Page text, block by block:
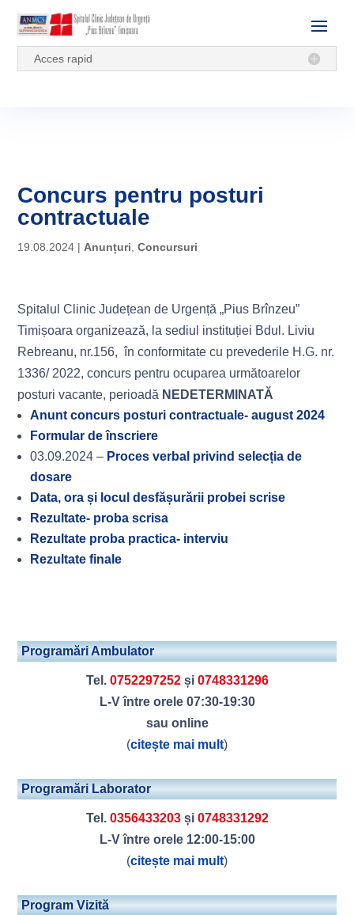
Acces rapid
Concurs pentru posturi
contractuale
19.08.2024 | Anunțuri ,Concursuri
Spitalul Clinic Județean de Urgență „Pius Brînzeu”
Timișoara organizează, la sediul instituției Bdul. Liviu
Rebreanu, nr.156, în conformitate cu prevederile H.G. nr.
1336/ 2022, concurs pentru ocuparea următoarelor
posturi vacante, perioadă NEDETERMINATĂ
Anunt concurs posturi contractuale- august 2024
Formular de înscriere
03.09.2024 – Proces verbal privind selecția de
dosare
Data, ora și locul desfășurării probei scrise
Rezultate- proba scrisa
Rezultate proba practica- interviu
Rezultate finale
Programări Ambulator
Tel. 0752297252și 0748331296
L-V între orele 07:30-19:30
sau online
(citește mai mult)
Programări Laborator
Tel. 0356433203și 0748331292
L-V între orele 12:00-15:00
(citește mai mult)
Program Vizită